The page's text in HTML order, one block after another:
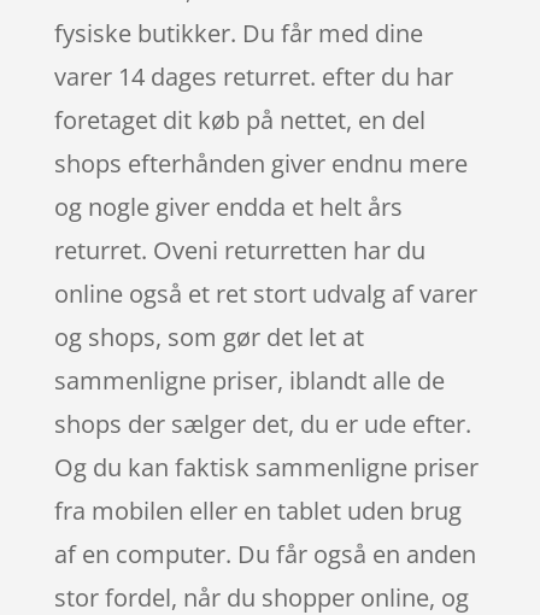
fysiske butikker. Du får med dine
varer 14 dages returret. efter du har
foretaget dit køb på nettet, en del
shops efterhånden giver endnu mere
og nogle giver endda et helt års
returret. Oveni returretten har du
online også et ret stort udvalg af varer
og shops, som gør det let at
sammenligne priser, iblandt alle de
shops der sælger det, du er ude efter.
Og du kan faktisk sammenligne priser
fra mobilen eller en tablet uden brug
af en computer. Du får også en anden
stor fordel, når du shopper online, og